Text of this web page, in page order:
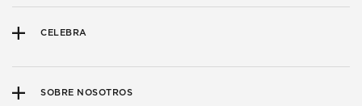
CELEBRA
SOBRE NOSOTROS